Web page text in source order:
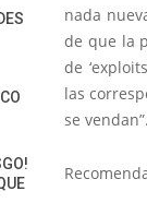
nada
de que la
de
las
se vendan”.